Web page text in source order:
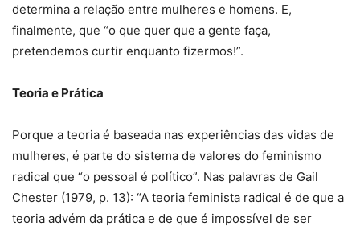
determina a relação entre mulheres e homens. E,
finalmente, que “o que quer que a gente faça,
pretendemos curtir enquanto fizermos!”.
Teoria e Prática
Porque a teoria é baseada nas experiências das vidas de
mulheres, é parte do sistema de valores do feminismo
radical que “o pessoal é político”. Nas palavras de Gail
Chester (1979, p. 13): “A teoria feminista radical é de que a
teoria advém da prática e de que é impossível de ser